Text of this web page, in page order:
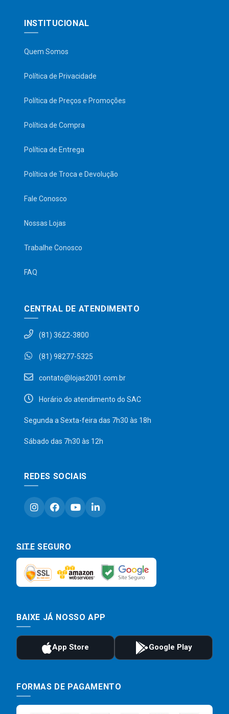
INSTITUCIONAL
Quem Somos
Política de Privacidade
Política de Preços e Promoções
Política de Compra
Política de Entrega
Política de Troca e Devolução
Fale Conosco
Nossas Lojas
Trabalhe Conosco
FAQ
CENTRAL DE ATENDIMENTO
(81) 3622-3800
(81) 98277-5325
contato@lojas2001.com.br
Horário do atendimento do SAC
Segunda a Sexta-feira das 7h30 às 18h
Sábado das 7h30 às 12h
REDES SOCIAIS
SITE SEGURO
BAIXE JÁ NOSSO APP
FORMAS DE PAGAMENTO